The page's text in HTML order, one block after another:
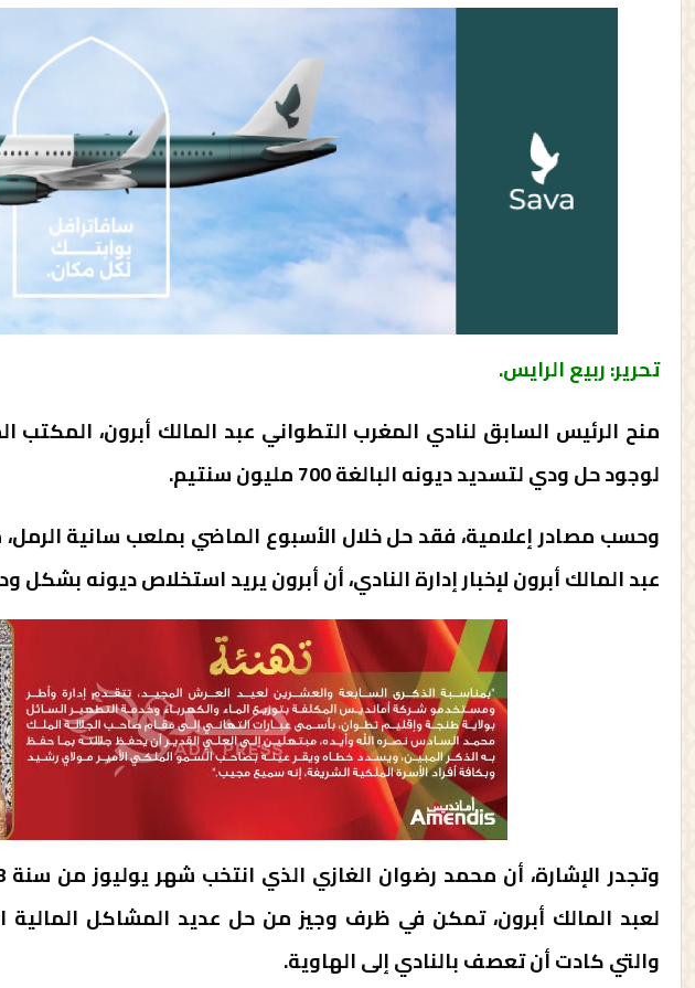
تحرير: ربيع الرايس.
لوجود حل ودي لتسديد ديونه البالغة 700 مليون سنتيم.
وحسب مصادر إعلامية، فقد حل خلال الأسبوع الماضي بملعب سانية
عبد المالك أبرون لإخبار إدارة النادي، أن أبرون يريد استخلاص ديونه بشكل
لعبد المالك أبرون، تمكن في ظرف وجيز من حل عديد المشاكل المالية
والتي كادت أن تعصف بالنادي إلى الهاوية.